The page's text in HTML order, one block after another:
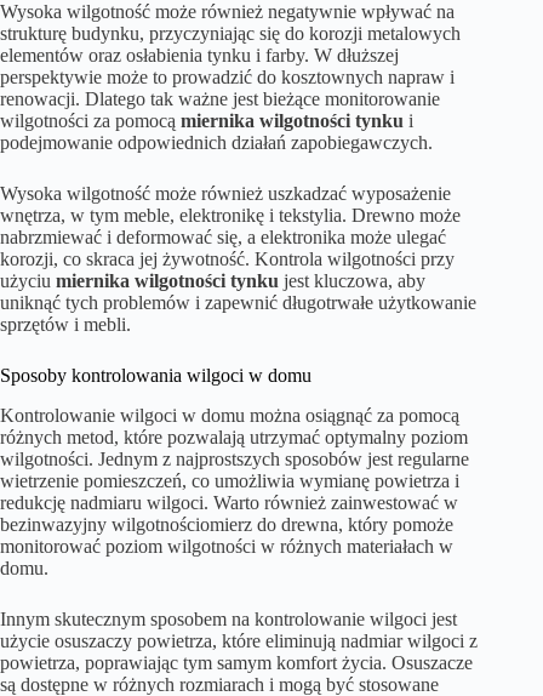
Wysoka wilgotność może również negatywnie wpływać na
strukturę budynku, przyczyniając się do korozji metalowych
elementów oraz osłabienia tynku i farby. W dłuższej
perspektywie może to prowadzić do kosztownych napraw i
renowacji. Dlatego tak ważne jest bieżące monitorowanie
wilgotności za pomocą miernika wilgotności tynku i
podejmowanie odpowiednich działań zapobiegawczych.
Wysoka wilgotność może również uszkadzać wyposażenie
wnętrza, w tym meble, elektronikę i tekstylia. Drewno może
nabrzmiewać i deformować się, a elektronika może ulegać
korozji, co skraca jej żywotność. Kontrola wilgotności przy
użyciu miernika wilgotności tynku jest kluczowa, aby
uniknąć tych problemów i zapewnić długotrwałe użytkowanie
sprzętów i mebli.
Sposoby kontrolowania wilgoci w domu
Kontrolowanie wilgoci w domu można osiągnąć za pomocą
różnych metod, które pozwalają utrzymać optymalny poziom
wilgotności. Jednym z najprostszych sposobów jest regularne
wietrzenie pomieszczeń, co umożliwia wymianę powietrza i
redukcję nadmiaru wilgoci. Warto również zainwestować w
bezinwazyjny wilgotnościomierz do drewna, który pomoże
monitorować poziom wilgotności w różnych materiałach w
domu.
Innym skutecznym sposobem na kontrolowanie wilgoci jest
użycie osuszaczy powietrza, które eliminują nadmiar wilgoci z
powietrza, poprawiając tym samym komfort życia. Osuszacze
są dostępne w różnych rozmiarach i mogą być stosowane